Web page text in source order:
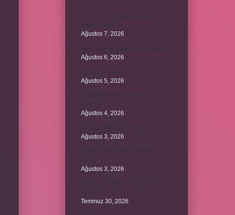
Kemerleri sıkmak deyiminin
anlamı nedir ?
Ağustos 7, 2026
Bordroda aynı yardım ne demek ?
Ağustos 6, 2026
Koşulsuz iade nedir ?
Ağustos 5, 2026
Avar Kağanlığı’nın kurucusu
Ağustos 4, 2026
8 Nisan 2004’de ne oldu ?
Ağustos 3, 2026
4 takım aynı puanda olursa ne
Ağustos 3, 2026
Şubat ayı neden 4 yılda bir 29
Temmuz 30, 2026